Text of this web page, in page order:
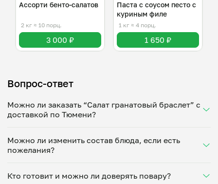
Ассорти бенто-салатов
2 кг ≈ 10 порц.
3 000 ₽
Паста с соусом песто с
куриным филе
1 кг ≈ 4 порц.
1 650 ₽
Вопрос-ответ
Можно ли заказать “Салат гранатовый браслет” с
доставкой по Тюмени?
Укажите удобное время — и получите свежее
домашнее блюдо в большой порции прямо с плиты.
минут. Статус заказа отслеживайте в личном
кабинете, а с поваром можно связаться напрямую в
Можно ли изменить состав блюда, если есть
пожелания?
блюдо под ваши предпочтения: уберет специи,
Кто готовит и можно ли доверять повару?